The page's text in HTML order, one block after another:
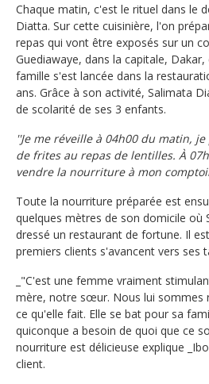
Chaque matin, c'est le rituel dans le
Diatta. Sur cette cuisinière, l'on
repas qui vont être exposés sur un
Guediawaye, dans la capitale,
famille s'est lancée dans la
ans. Grâce à son activité, Salimata
de scolarité de ses 3 enfants.
''Je me réveille à 04h00 du matin,
de frites au repas de lentilles. À
vendre la nourriture à mon
Toute la nourriture préparée est
quelques mètres de son domicile où
dressé un restaurant de fortune. Il
premiers clients s'avancent vers ses
_"C'est une femme vraiment
mère, notre sœur. Nous lui sommes
ce qu'elle fait. Elle se bat pour sa
quiconque a besoin de quoi que ce
nourriture est délicieuse explique
client.